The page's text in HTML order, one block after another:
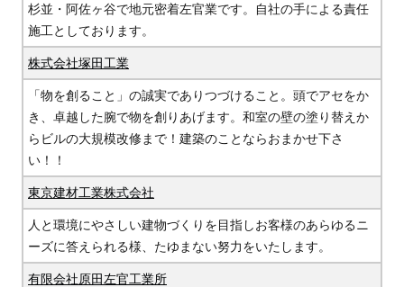
杉並・阿佐ヶ谷で地元密着左官業です。自社の手による責任
施工としております。
株式会社塚田工業
「物を創ること」の誠実でありつづけること。頭でアセをか
き、卓越した腕で物を創りあげます。和室の壁の塗り替えか
らビルの大規模改修まで！建築のことならおまかせ下さ
い！！
東京建材工業株式会社
人と環境にやさしい建物づくりを目指しお客様のあらゆるニ
ーズに答えられる様、たゆまない努力をいたします。
有限会社原田左官工業所